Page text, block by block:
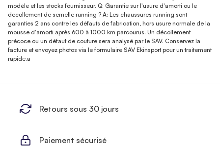
modèle et les stocks fournisseur. Q: Garantie sur l'usure d'amorti ou le
décollement de semelle running ? A: Les chaussures running sont
garanties 2 ans contre les défauts de fabrication, hors usure normale de la
mousse d'amorti après 600 à 1000 km parcourus. Un décollement
précoce ou un défaut de couture sera analysé par le SAV. Conservez la
facture et envoyez photos via le formulaire SAV Ekinsport pour un traitement
rapide.a
Retours sous 30 jours
Paiement sécurisé